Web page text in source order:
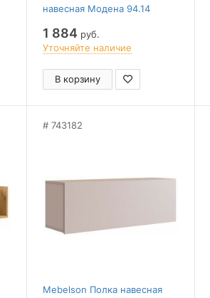
навесная Модена 94.14
1 884 руб.
Уточняйте наличие
В корзину
743182
Mebelson Полка навесная